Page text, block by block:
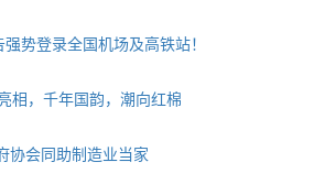
势登录全国机场及高铁站！
相，千年国韵，潮向红棉
协会同助制造业当家